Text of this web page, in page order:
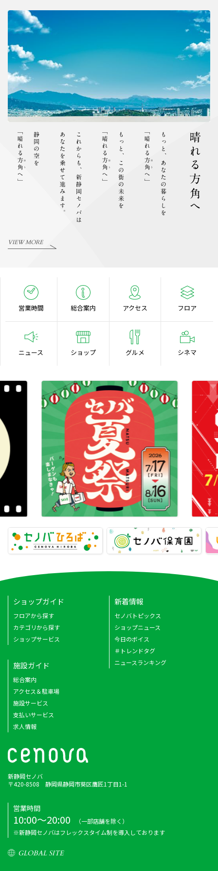
VIEW MORE
営業時間 総合案内 アクセス フロア
ニュース ショップ グルメ シネマ
ショップガイド
フロアから探す
カテゴリから探す
ショップサービス
新着情報
セノバトピックス
ショップニュース
今日のボイス
＃トレンドタグ
ニュースランキング
施設ガイド
総合案内
アクセス＆駐車場
施設サービス
支払いサービス
求人情報
新静岡セノバ
〒420-8508 静岡県静岡市葵区鷹匠1丁目1-1
営業時間
10:00～20:00
（一部店舗を除く）
※新静岡セノバはフレックスタイム制を導入しております
GLOBAL SITE